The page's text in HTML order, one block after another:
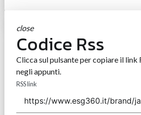
close
Codice Rss
Clicca sul pulsante per copiare il link
negli appunti.
RSS link